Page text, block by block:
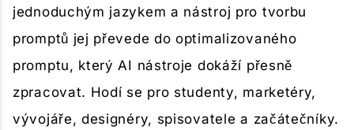
jednoduchým jazykem a nástroj pro tvorbu
promptů jej převede do optimalizovaného
promptu, který AI nástroje dokáží přesně
zpracovat. Hodí se pro studenty, marketéry,
vývojáře, designéry, spisovatele a začátečníky.